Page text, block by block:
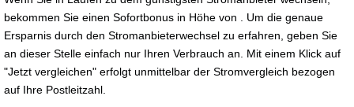
bekommen Sie einen Sofortbonus in Höhe von . Um die genaue
Ersparnis durch den Stromanbieterwechsel zu erfahren, geben Sie
an dieser Stelle einfach nur Ihren Verbrauch an. Mit einem Klick auf
"Jetzt vergleichen" erfolgt unmittelbar der Stromvergleich bezogen
auf Ihre Postleitzahl.